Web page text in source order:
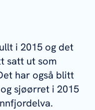
i 2015 og det
satt ut som
har også blitt
sjøørret i 2015